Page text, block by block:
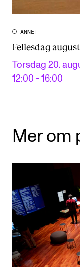
ANNET
Fellesdag
Torsdag 20.
12:00 - 16:00
Mer om